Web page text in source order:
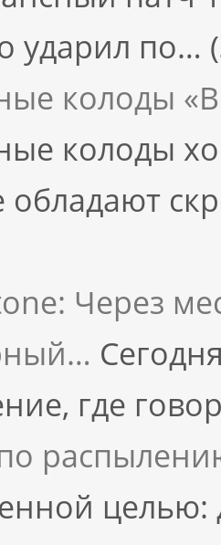
ударил по…
колоды
колоды
обладают
Через
где
целью: